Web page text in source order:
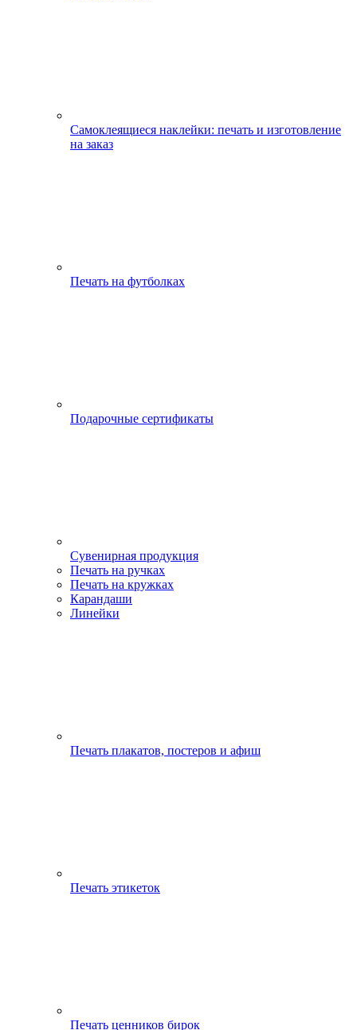
Самоклеящиеся наклейки: печать и изготовление
на заказ
Печать на футболках
Подарочные сертификаты
Сувенирная продукция
Печать на ручках
Печать на кружках
Карандаши
Линейки
Печать плакатов, постеров и афиш
Печать этикеток
Печать ценников бирок